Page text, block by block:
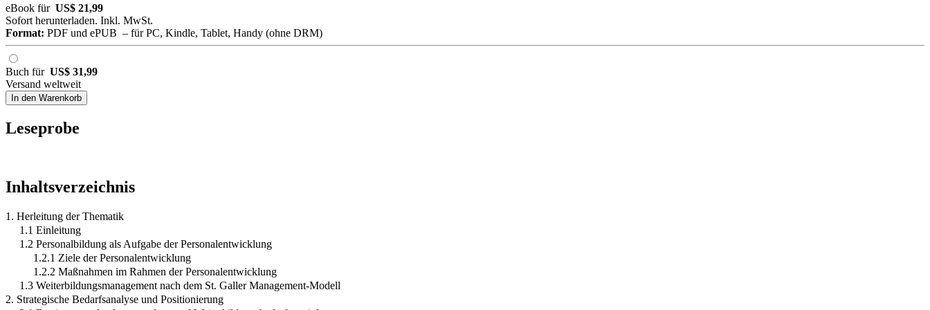
eBook für US$ 21,99
Sofort herunterladen. Inkl. MwSt.
Format: PDF und ePUB – für PC, Kindle, Tablet, Handy (ohne DRM)
Buch für US$ 31,99
Versand weltweit
In den Warenkorb
Leseprobe
Inhaltsverzeichnis
1. Herleitung der Thematik
1.1 Einleitung
1.2 Personalbildung als Aufgabe der Personalentwicklung
1.2.1 Ziele der Personalentwicklung
1.2.2 Maßnahmen im Rahmen der Personalentwicklung
1.3 Weiterbildungsmanagement nach dem St. Galler Management-Modell
2. Strategische Bedarfsanalyse und Positionierung